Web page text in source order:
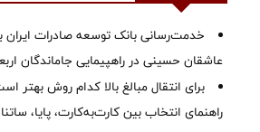
خدمت‌رسانی بانک توسعه صادرات ایران
عاشقان حسینی در راهپیمایی جاماندگان
برای انتقال مبالغ بالا کدام روش بهتر
راهنمای انتخاب بین کارت‌به‌کارت، پایا،